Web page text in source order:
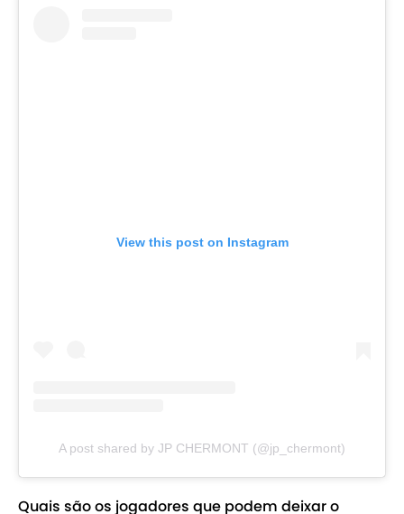
View this post on Instagram
A post shared by JP CHERMONT (@jp_chermont)
Quais são os jogadores que podem deixar o